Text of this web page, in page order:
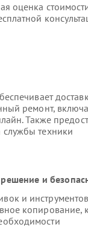
оценка
ремонт,
Также
техники
и
и
копирование,